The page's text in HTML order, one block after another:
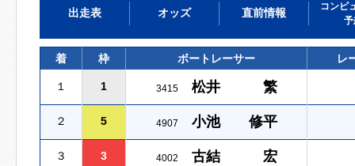
出走表 オッズ 直前情報
コンピ
予
着 枠 ボートレーサー レ
１ 1 3415 松井 繁
２ 5 4907 小池 修平
３ 3 4002 古結 宏